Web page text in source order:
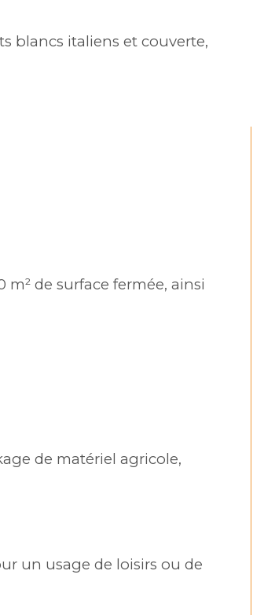
blancs italiens et couverte,
m² de surface fermée, ainsi
de matériel agricole,
un usage de loisirs ou de